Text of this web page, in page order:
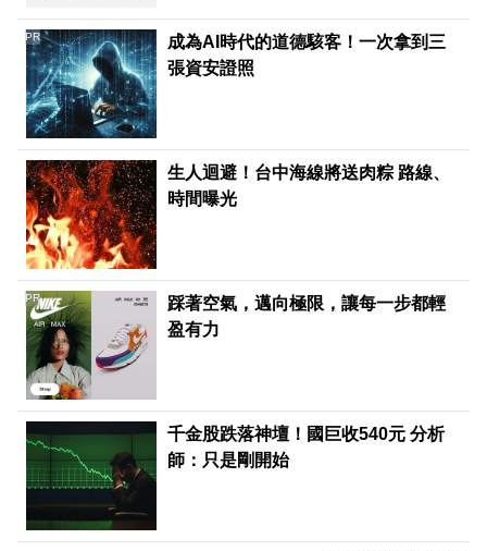
成為AI時代的道德駭客！一次拿到三
張資安證照
PR
生人迴避！台中海線將送肉粽 路線、
時間曝光
踩著空氣，邁向極限，讓每一步都輕
盈有力
PR
千金股跌落神壇！國巨收540元 分析
師：只是剛開始